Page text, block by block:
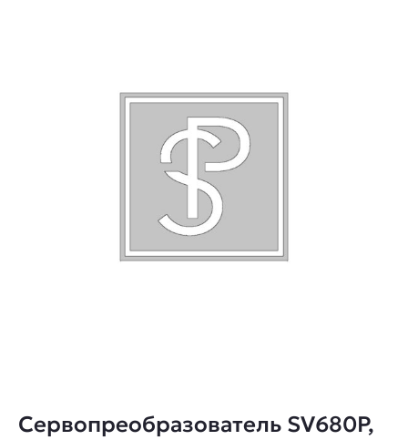
Сервопреобразователь SV680P,